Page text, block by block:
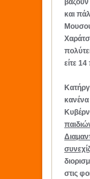
βάζουν
και
είτε
κανένα
στις